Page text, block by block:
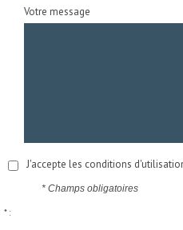
Votre message
J'accepte les conditions
* Champs obligatoires
* :